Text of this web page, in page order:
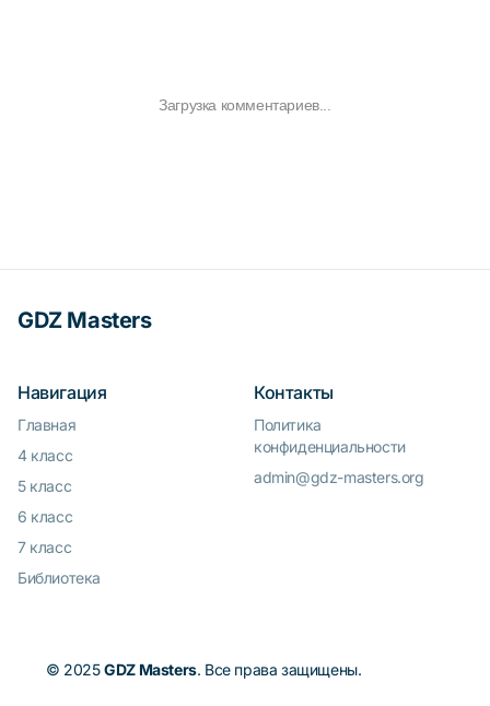
Загрузка комментариев...
GDZ Masters
Навигация
Главная
4 класс
5 класс
6 класс
7 класс
Библиотека
Контакты
Политика
конфиденциальности
admin@gdz-masters.org
© 2025GDZ Masters. Все права защищены.